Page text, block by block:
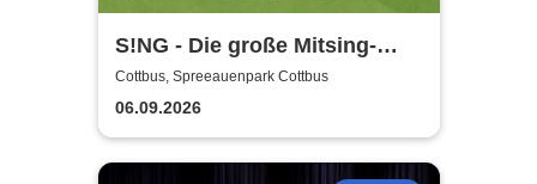
S!NG - Die große Mitsing-
Revue
Cottbus, Spreeauenpark Cottbus
06.09.2026